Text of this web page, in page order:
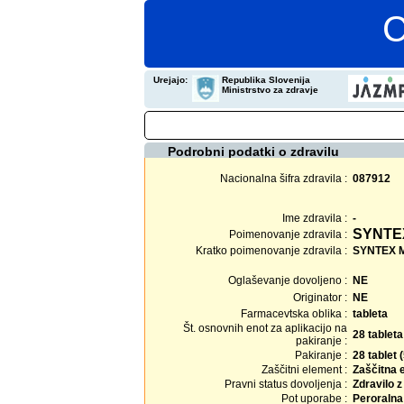
Urejajo:
Republika Slovenija
Ministrstvo za zdravje
Podrobni podatki o zdravilu
Nacionalna šifra zdravila : 087912
Ime zdravila : -
Poimenovanje zdravila :
Kratko poimenovanje zdravila : SYNTEX
Oglaševanje dovoljeno : NE
Originator : NE
Farmacevtska oblika : tableta
Št. osnovnih enot za aplikacijo na
pakiranje : 28 tableta
Pakiranje : 28 tablet
Zaščitni element : Zaščitna
Pravni status dovoljenja : Zdravilo
Pot uporabe :